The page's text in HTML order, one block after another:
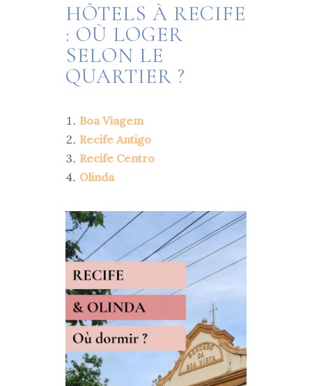
HÔTELS À RECIFE
: OÙ LOGER
SELON LE
QUARTIER ?
Boa Viagem
Recife Antigo
Recife Centro
Olinda